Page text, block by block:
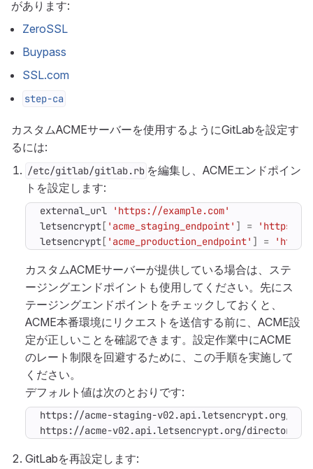
があります:
ZeroSSL
Buypass
SSL.com
step-ca
カスタムACMEサーバーを使用するようにGitLabを設定す
るには:
/etc/gitlab/gitlab.rb を編集し、ACMEエンドポイン
トを設定します:
external_url
'https://example.com'
letsencrypt[ 'acme_staging_endpoint' ] =
'https://
letsencrypt[ 'acme_production_endpoint' ] =
カスタムACMEサーバーが提供している場合は、ステ
ージングエンドポイントも使用してください。先にス
テージングエンドポイントをチェックしておくと、
ACME本番環境にリクエストを送信する前に、ACME設
定が正しいことを確認できます。設定作業中にACME
のレート制限を回避するために、この手順を実施して
ください。
デフォルト値は次のとおりです:
https://acme-v02.api.letsencrypt.org/directory
GitLabを再設定します: